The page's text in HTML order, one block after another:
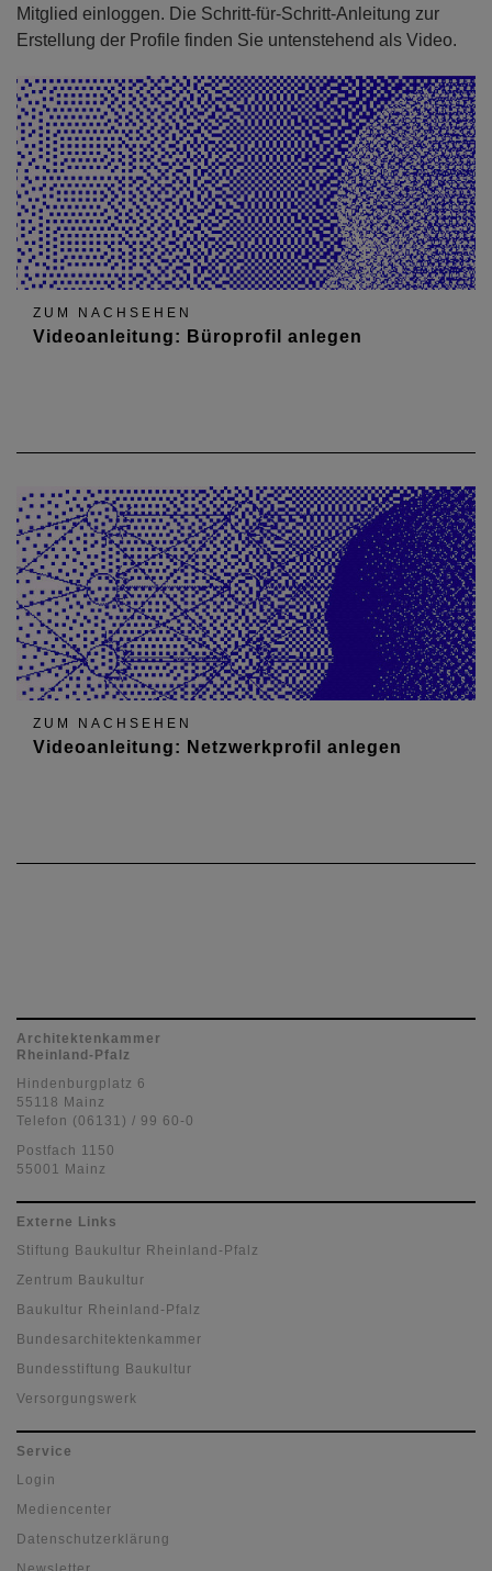
Mitglied einloggen. Die Schritt-für-Schritt-Anleitung zur
Erstellung der Profile finden Sie untenstehend als Video.
ZUM NACHSEHEN
Videoanleitung: Büroprofil anlegen
ZUM NACHSEHEN
Videoanleitung: Netzwerkprofil anlegen
Architektenkammer
Rheinland-Pfalz
Hindenburgplatz 6
55118 Mainz
Telefon (06131) / 99 60-0
Postfach 1150
55001 Mainz
Externe Links
Stiftung Baukultur Rheinland-Pfalz
Zentrum Baukultur
Baukultur Rheinland-Pfalz
Bundesarchitektenkammer
Bundesstiftung Baukultur
Versorgungswerk
Service
Login
Mediencenter
Datenschutzerklärung